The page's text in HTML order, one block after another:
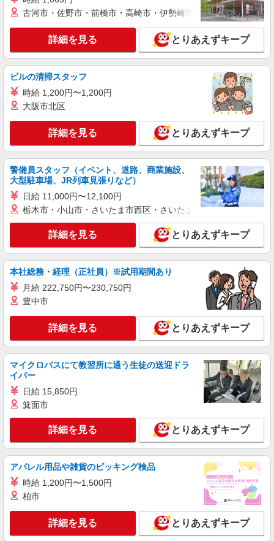
有）★ ゜・。○。・゜+゜・。○。・゜+゜
キープ 詳細を見る
紹介予定派遣
株式会社シエロ
【au】の携帯販売スタッフ
時給1400〜1600円（経験・能力による） ※残
業代支給 ★交通費別途支給（規定あり） ゜
+゜・。○。・゜+゜・。○。・゜+゜ 入社祝い金10
有）★ ゜・。○。・゜+゜・。○。・゜+゜
愛知県岡崎市の携帯ショップ
キープ 詳細を見る
紹介予定派遣
株式会社シエロ
スマホ携帯販売【エーユー】
月給273200円 ※研修期間6か月・時給1550円
※残業代支給 ★交通費別途支給（規定あり） ゜
万円支給(規定有) お友達を紹介頂くと, インセンテ
ィブ支給(規定有) ゜・。○。・゜+゜・。○。・゜
+゜
愛知県岡崎市の家電量販店
キープ 詳細を見る
派遣社員
株式会社シエロ
月給273200円 ※研修期間6か月・時給1550円
※残業代支給 ★交通費別途支給（規定あり） ゜
+゜・。○。・゜+゜・。○。・゜+゜ 入社祝い金10
万円支給(規定有) お友達を紹介頂くと, インセンテ
ィブ支給(規定有) ゜・。○。・゜+゜・。○。・゜
愛知県岡崎市の家電量販店
詳細を見る
紹介予定派遣
株式会社シエロ
人気機種に詳しくなれる携帯販売
時給1600円〜 ※別途インセンティブ、職能評
価制度あり ※残業代支給 ★交通費別途支給（規定
社祝い金10万円支給(規定有) お友達を紹介頂くと,
可能（規程有）★ ゜・。○。・゜+゜・。○。・゜
+゜
愛知県岡崎市の家電量販店
詳細を見る
派遣社員
古河市・佐野市・前橋市・高崎市・伊勢崎市・太田市・館林市
詳細を見る とりあえずキープ
ビルの清掃スタッフ
時給 1,200円〜1,200円
大阪市北区
詳細を見る とりあえずキープ
警備員スタッフ（イベント、道路、商業施設、
大型駐車場、JR列車見張りなど）
日給 11,000円〜12,100円
栃木市・小山市・さいたま市西区・さいたま市岩槻区・久喜市・
詳細を見る とりあえずキープ
本社総務・経理（正社員）※試用期間あり
月給 222,750円〜230,750円
豊中市
詳細を見る とりあえずキープ
マイクロバスにて教習所に通う生徒の送迎ドラ
イバー
日給 15,850円
箕面市
詳細を見る とりあえずキープ
アパレル用品や雑貨のピッキング検品
時給 1,200円〜1,500円
柏市
詳細を見る とりあえずキープ